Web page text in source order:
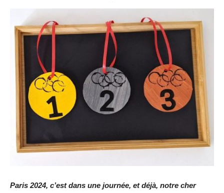
Paris 2024, c’est dans une journée, et déjà, notre cher